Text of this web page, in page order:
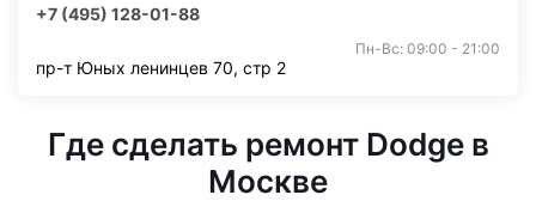
+7 (495) 128-01-88
Пн-Вс: 09:00 - 21:00
пр-т Юных ленинцев 70, стр 2
Где сделать ремонт Dodge в
Москве